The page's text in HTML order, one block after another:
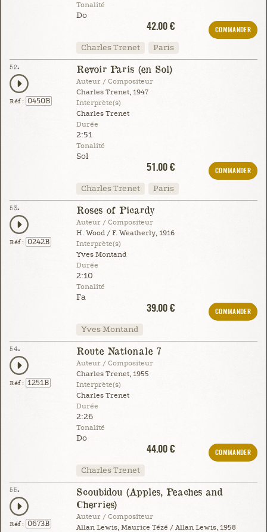
Tonalité
Do
42.00 €
COMMANDER
Charles Trenet Paris
52.
Réf : 0450B
Revoir Paris (en Sol)
Auteur / Compositeur
Charles Trenet, 1947
Interprète(s)
Charles Trenet
Durée
2:51
Tonalité
Sol
51.00 €
COMMANDER
Charles Trenet Paris
53.
Réf : 0242B
Roses of Picardy
Auteur / Compositeur
H. Wood / F. Weatherly, 1916
Interprète(s)
Yves Montand
Durée
2:10
Tonalité
Fa
39.00 €
COMMANDER
Yves Montand
54.
Réf : 1251B
Route Nationale 7
Auteur / Compositeur
Charles Trenet, 1955
Interprète(s)
Charles Trenet
Durée
2:26
Tonalité
Do
44.00 €
COMMANDER
Charles Trenet
55.
Réf : 0673B
Scoubidou (Apples, Peaches and
Cherries)
Auteur / Compositeur
Allan Lewis, Maurice Tézé / Allan Lewis, 1958